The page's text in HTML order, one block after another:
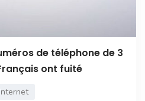
de téléphone de 3
ont fuité
Internet